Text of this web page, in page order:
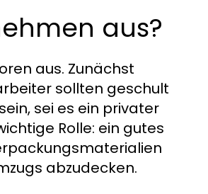
aus?
aus. Zunächst
sollten geschult
sei es ein privater
Rolle: ein gutes
abzudecken.